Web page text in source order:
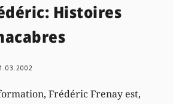
Histoires
Frédéric Frenay est,